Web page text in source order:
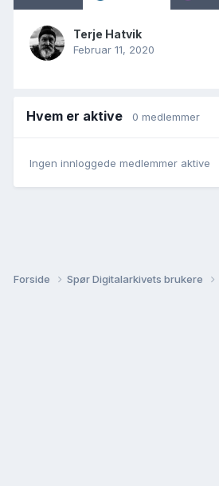
Terje Hatvik
Februar 11, 2020
Hvem er aktive 0 medlemmer
Ingen innloggede medlemmer aktive
Forside Spør Digitalarkivets brukere